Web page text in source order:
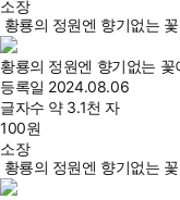
소장
황룡의 정원엔 향기없는
황룡의 정원엔 향기없는
등록일 2024.08.06
글자수 약 3.1천 자
100원
소장
황룡의 정원엔 향기없는